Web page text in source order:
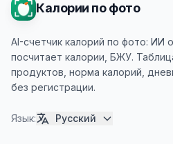
Калории по фото
AI-счетчик калорий по фото: ИИ
посчитает калории, БЖУ.
продуктов, норма калорий,
без регистрации.
Язык: Русский